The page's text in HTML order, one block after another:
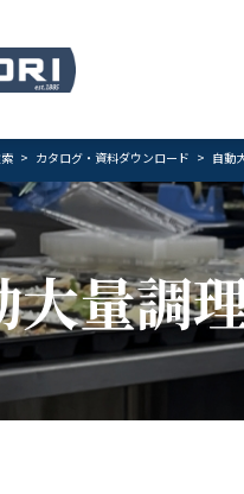
カタログ・資料ダウンロード 自動
大量調